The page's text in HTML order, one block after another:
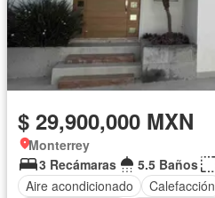
$ 29,900,000 MXN
Monterrey
3 Recámaras
5.5 Baños
Aire acondicionado
Calefacción